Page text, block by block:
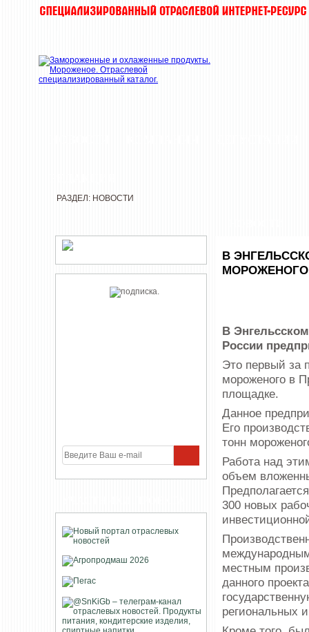
РАЗДЕЛ: НОВОСТИ
В
МОРОЖЕНОГО
В
России
Это первый за
мороженого в
площадке.
Данное
Его
тонн
Работа над
объем
300 новых
местным
данного
региональных